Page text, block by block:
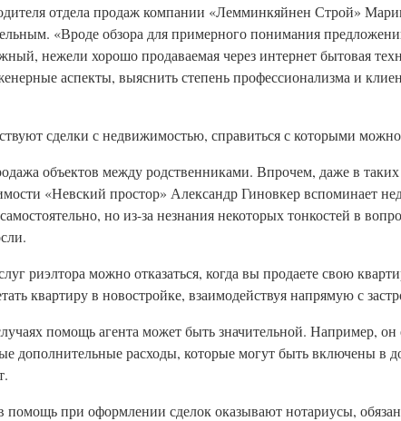
отдела продаж компании «Лемминкяйнен Строй»
«Вроде обзора для примерного понимания
нежели хорошо продаваемая через интернет бытовая
аспекты, выяснить степень профессионализма и
сделки с недвижимостью, справиться с которыми можно
объектов между родственниками. Впрочем, даже в
«Невский простор» Александр Гиновкер вспоминает
но из-за незнания некоторых тонкостей в
риэлтора можно отказаться, когда вы продаете свою
квартиру в новостройке, взаимодействуя напрямую с
помощь агента может быть значительной. Например,
дополнительные расходы, которые могут быть включены в
при оформлении сделок оказывают нотариусы,